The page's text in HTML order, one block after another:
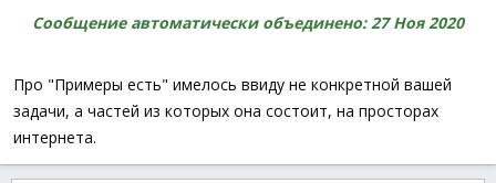
Сообщение автоматически объединено:27 Ноя 2020
Про "Примеры есть" имелось ввиду не конкретной вашей
задачи, а частей из которых она состоит, на просторах
интернета.